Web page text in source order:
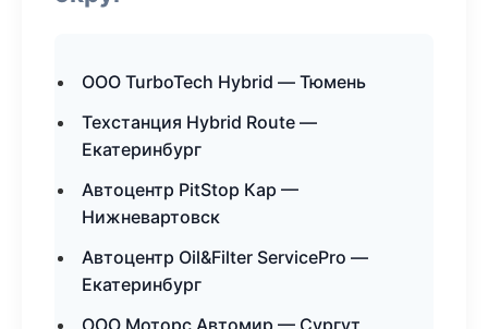
ООО TurboTech Hybrid — Тюмень
Техстанция Hybrid Route —
Екатеринбург
Автоцентр PitStop Кар —
Нижневартовск
Автоцентр Oil&Filter ServicePro —
Екатеринбург
ООО Моторс Автомир — Сургут